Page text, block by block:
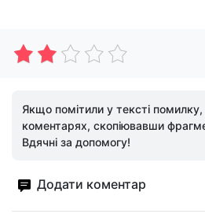
Якщо помітили у тексті помилку,
коментарях, скопіювавши
Вдячні за допомогу!
Додати коментар